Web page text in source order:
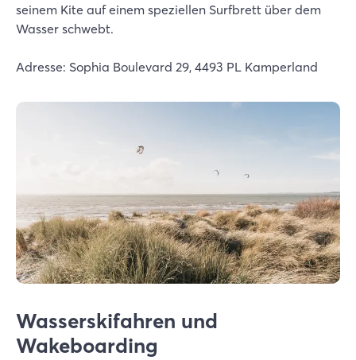
seinem Kite auf einem speziellen Surfbrett über dem
Wasser schwebt.
Adresse: Sophia Boulevard 29, 4493 PL Kamperland
Wasserskifahren und
Wakeboarding